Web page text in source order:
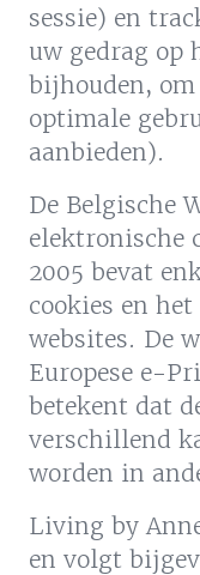
sessie) en
uw gedrag op
bijhouden,
optimale
aanbieden).
De Belgische
elektronische
2005 bevat
cookies en
websites. De
Europese e-
betekent dat
verschillend
worden in
Living by
en volgt